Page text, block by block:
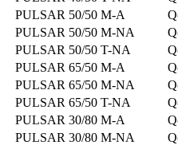
PULSAR 50/50 M-A
PULSAR 50/50 M-NA
PULSAR 50/50 T-NA
PULSAR 65/50 M-A
PULSAR 65/50 M-NA
PULSAR 65/50 T-NA
PULSAR 30/80 M-A
PULSAR 30/80 M-NA